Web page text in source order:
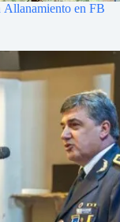
Allanamiento en FB